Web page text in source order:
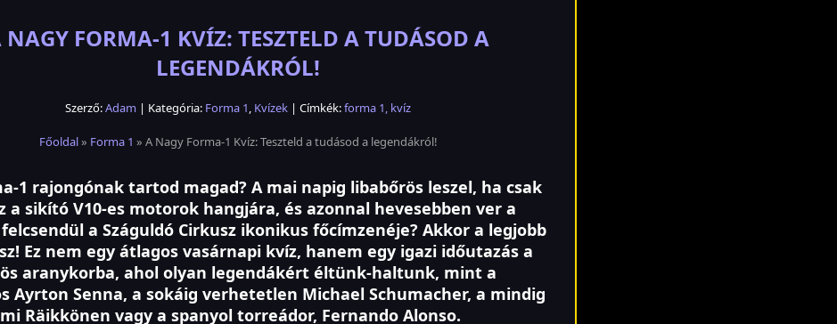
NAGY FORMA-1 KVÍZ: TESZTELD A TUDÁSOD A
LEGENDÁKRÓL!
Szerző:Adam | Kategória: Forma 1, Kvízek | Címkék:forma 1, kvíz
Főoldal» Forma 1 » A Nagy Forma-1 Kvíz: Teszteld a tudásod a legendákról!
1 rajongónak tartod magad? A mai napig libabőrös leszel, ha csak
a sikító V10-es motorok hangjára, és azonnal hevesebben ver a
a Száguldó Cirkusz ikonikus főcímzenéje? Akkor a legjobb
Ez nem egy átlagos vasárnapi kvíz, hanem egy igazi időutazás a
aranykorba, ahol olyan legendákért éltünk-haltunk, mint a
Ayrton Senna, a sokáig verhetetlen Michael Schumacher, a mindig
Räikkönen vagy a spanyol torreádor, Fernando Alonso.